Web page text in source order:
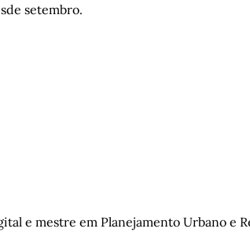
setembro.
e mestre em Planejamento Urbano e